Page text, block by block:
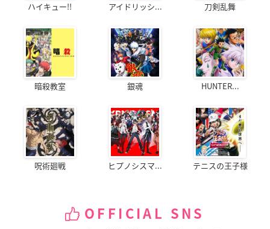
ハイキュー!! アイドリッシ... 刀剣乱舞
暗殺教室 銀魂 HUNTER...
呪術廻戦 ヒプノシスマ... テニスの王子様
OFFICIAL SNS